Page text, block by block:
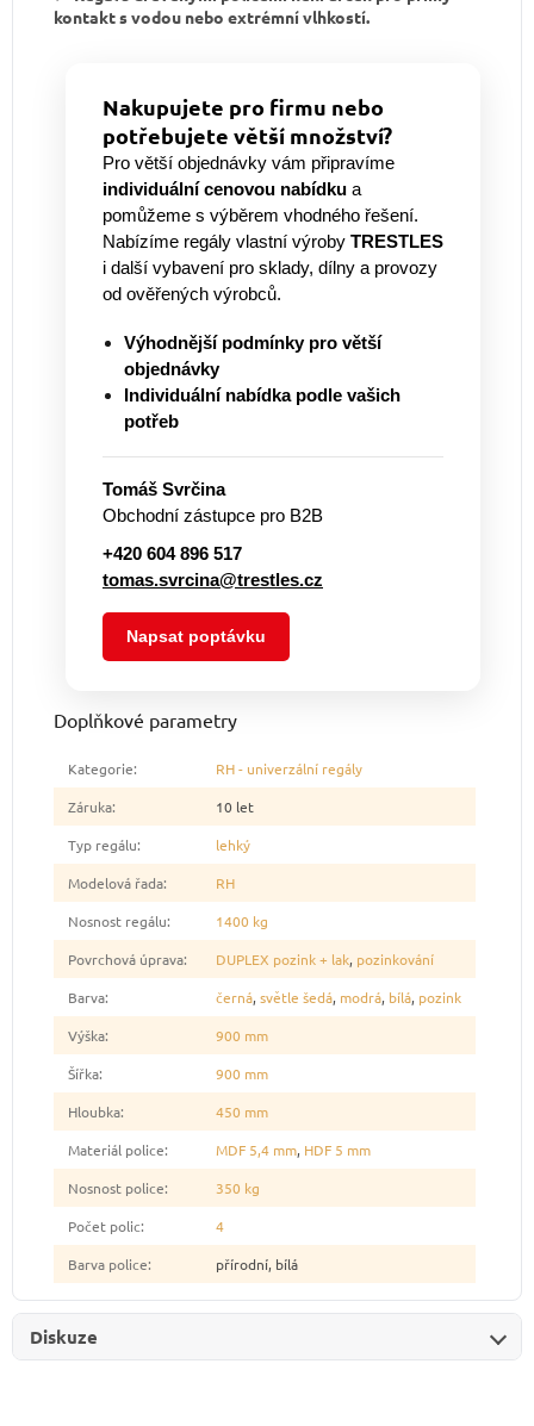
kontakt s vodou nebo extrémní vlhkostí.
Nakupujete pro firmu nebo
potřebujete větší množství?
Pro větší objednávky vám připravíme
individuální cenovou nabídku a
pomůžeme s výběrem vhodného řešení.
Nabízíme regály vlastní výroby TRESTLES
i další vybavení pro sklady, dílny a provozy
od ověřených výrobců.
Výhodnější podmínky pro větší
objednávky
Individuální nabídka podle vašich
potřeb
Tomáš Svrčina
Obchodní zástupce pro B2B
+420 604 896 517
tomas.svrcina@trestles.cz
Napsat poptávku
Doplňkové parametry
Kategorie:
RH - univerzální regály
Záruka:
10 let
Typ regálu:
lehký
Modelová řada:
RH
Nosnost regálu:
1400 kg
Povrchová úprava: DUPLEX pozink + lak, pozinkování
Barva: černá, světle šedá, modrá, bílá, pozink
Výška:
900 mm
Šířka:
900 mm
Hloubka:
450 mm
Materiál police: MDF 5,4 mm, HDF 5 mm
Nosnost police:
350 kg
Počet polic:
4
Barva police: přírodní, bílá
Diskuze